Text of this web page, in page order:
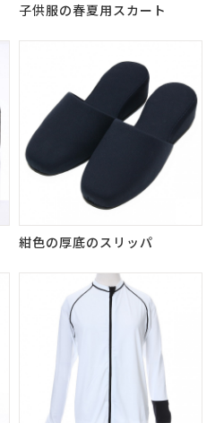
子供服の春夏用スカート
紺色の厚底のスリッパ